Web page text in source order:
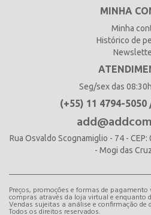
MINHA
Minha
Histórico de
Seg/sex das
(+55) 11 4794-5050
Rua Osvaldo Scognamiglio - 74 -
- Mogi das
Preços, promoções e formas de
compras através da loja virtual e enquanto
Vendas sujeitas a análise e confirmação de
Todos os direitos reservados.